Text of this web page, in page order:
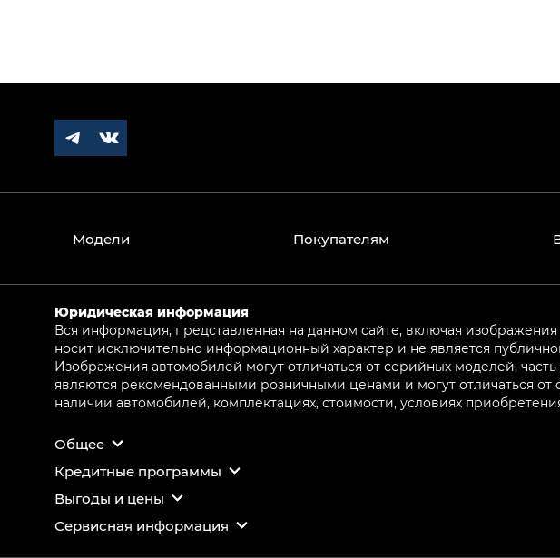
Модели Покупателям
Юридическая информация
Вся информация, представленная на данном сайте, включая
носит исключительно информационный характер и не является
Изображения автомобилей могут отличаться от серийных моделей,
являются рекомендованными розничными ценами и могут отличаться
наличии автомобилей, комплектациях, стоимости, условиях
Общее
Кредитные программы
Выгоды и цены
Сервисная информация